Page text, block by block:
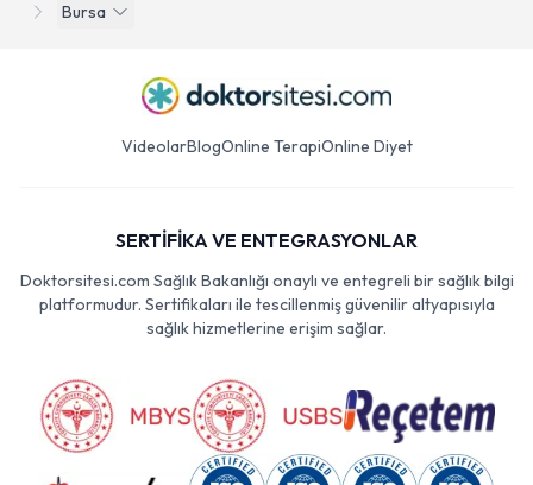
Bursa
VideolarBlogOnline TerapiOnline Diyet
SERTİFİKA VE ENTEGRASYONLAR
Doktorsitesi.com Sağlık Bakanlığı onaylı ve entegreli bir sağlık bilgi
platformudur. Sertifikaları ile tescillenmiş güvenilir altyapısıyla
sağlık hizmetlerine erişim sağlar.